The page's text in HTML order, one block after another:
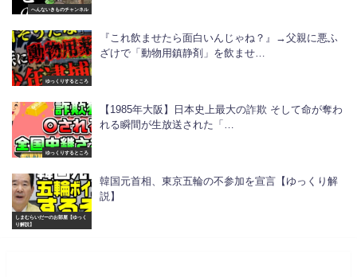
へんないきものチャンネル
ゆっくりするところ
『これ飲ませたら面白いんじゃね？』→父親に悪ふ
ざけで「動物用鎮静剤」を飲ませ…
ゆっくりするところ
【1985年大阪】日本史上最大の詐欺 そして命が奪わ
れる瞬間が生放送された「…
しまむらいだーのお部屋【ゆっく
り解説】
韓国元首相、東京五輪の不参加を宣言【ゆっくり解
説】